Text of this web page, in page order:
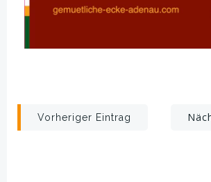
Vorheriger Eintrag